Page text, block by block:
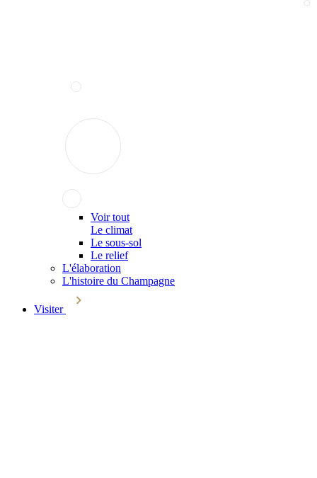
Voir tout
Le climat
Le sous-sol
Le relief
L'élaboration
L'histoire du Champagne
Visiter